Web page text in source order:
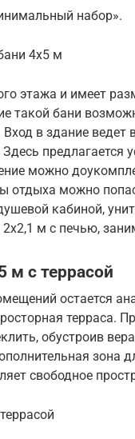
набор».
4х5 м
этажа и имеет
такой бани
в здание
предлагается
можно
отдыха можно
кабиной,
2х2,1 м с печью,
м с террасой
остается
терраса.
обустроив
зона
свободное